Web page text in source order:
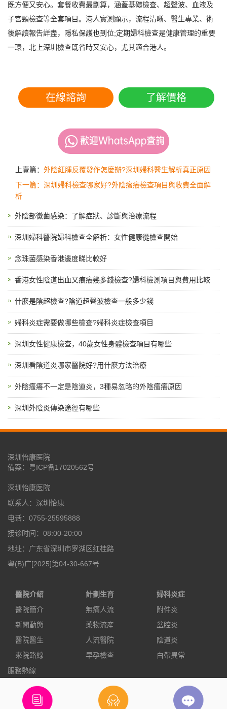
既方便又安心。套餐收費最劃算，涵蓋基礎檢查、超聲波、血液及
子宮頸檢查等全套項目。港人實測顯示，流程清晰、醫生專業、術
後解讀報告詳盡，隱私保護也到位;定期婦科檢查是健康管理的重要
一環，北上深圳檢查既省時又安心，尤其適合港人。
在線諮詢 了解價格
上壹篇： 外陰紅腫反覆發作怎麼辦?深圳婦科醫生解析真正原因
下一篇：深圳婦科檢查哪家好?外陰瘙癢檢查項目與收費全面解
析
外陰部黴菌感染：了解症狀、診斷與治療流程
深圳婦科醫院婦科檢查全解析：女性健康從檢查開始
念珠菌感染香港邊度睇比較好
香港女性陰道出血又痕癢幾多錢檢查?婦科檢測項目與費用比較
什麼是陰超檢查?陰道超聲波檢查一般多少錢
婦科炎症需要做哪些檢查?婦科炎症檢查項目
深圳女性健康檢查，40歲女性身體檢查項目有哪些
深圳看陰道炎哪家醫院好?用什麼方法治療
外陰瘙癢不一定是陰道炎，3種易忽略的外陰瘙癢原因
深圳外陰炎傳染途徑有哪些
深圳怡康医院
備案： 粤ICP备17020562号
深圳怡康医院
联系人：深圳怡康
电话：0755-25595888
接诊时间：08:00-20:00
地址：广东省深圳市罗湖区红桂路
粤(B)广[2025]第04-30-667号
醫院介紹
醫院簡介
新聞動態
醫院醫生
來院路線
計劃生育
無痛人流
藥物流産
人流醫院
早孕檢查
婦科炎症
附件炎
盆腔炎
陰道炎
白帶異常
服務熱線
0755-25595888